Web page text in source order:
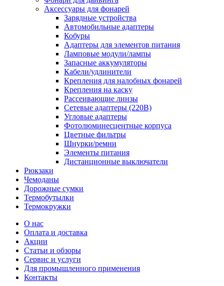
Аксессуары для фонарей
Зарядные устройства
Автомобильные адаптеры
Кобуры
Адаптеры для элементов питания
Ламповые модули/лампы
Запасные аккумуляторы
Кабели/удлинители
Крепления для налобных фонарей
Крепления на каску
Рассеивающие линзы
Сетевые адаптеры (220В)
Угловые адаптеры
Фотолюминесцентные корпуса
Цветные фильтры
Шнурки/ремни
Элементы питания
Дистанционные выключатели
Рюкзаки
Чемоданы
Дорожные сумки
Термобутылки
Термокружки
О нас
Оплата и доставка
Акции
Статьи и обзоры
Сервис и услуги
Для промышленного применения
Контакты